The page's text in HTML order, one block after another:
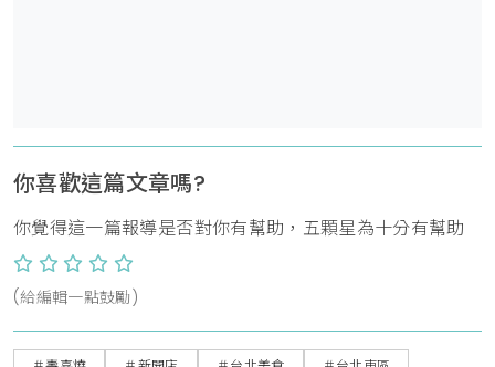
你喜歡這篇文章嗎?
你覺得這一篇報導是否對你有幫助，五顆星為十分有幫助
(給編輯一點鼓勵)